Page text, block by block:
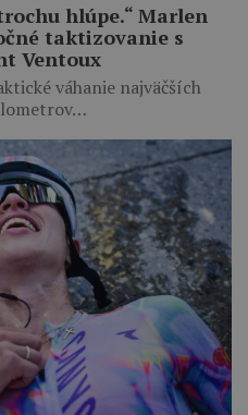
hlúpe.“ Marlen
taktizovanie s
Ventoux
váhanie najväčších